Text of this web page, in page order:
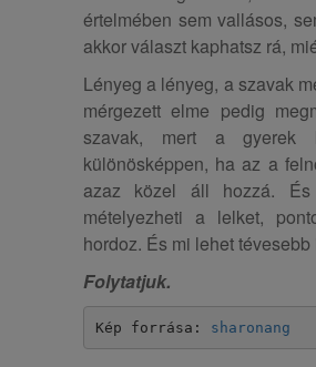
értelmében sem vallásos,
akkor választ kaphatsz rá,
Lényeg a lényeg, a szavak
mérgezett elme pedig
szavak, mert a gyerek
különösképpen, ha az a
azaz közel áll hozzá.
mételyezheti a lelket,
hordoz. És mi lehet
Folytatjuk.
Kép forrása: sharonang